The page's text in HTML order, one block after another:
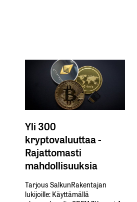
Yli 300
kryptovaluuttaa -
Rajattomasti
mahdollisuuksia
Tarjous SalkunRakentajan
lukijoille: Käyttämällä​ ​